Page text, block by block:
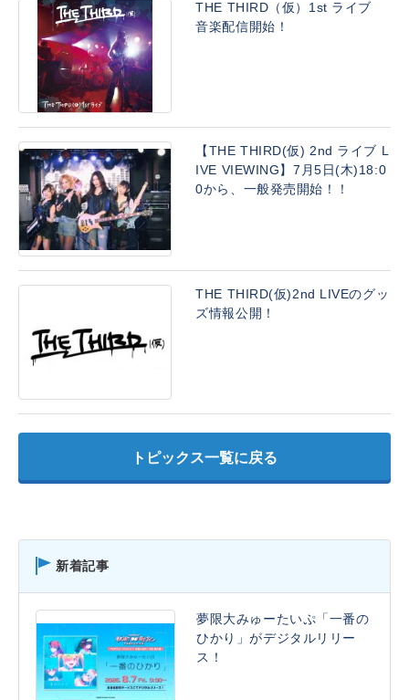
THE THIRD（仮）1st ライブ
音楽配信開始！
【THE THIRD(仮) 2nd ライブ L
IVE VIEWING】7月5日(木)18:0
0から、一般発売開始！！
THE THIRD(仮)2nd LIVEのグッ
ズ情報公開！
トピックス一覧に戻る
新着記事
夢限大みゅーたいぷ「一番の
ひかり」がデジタルリリー
ス！